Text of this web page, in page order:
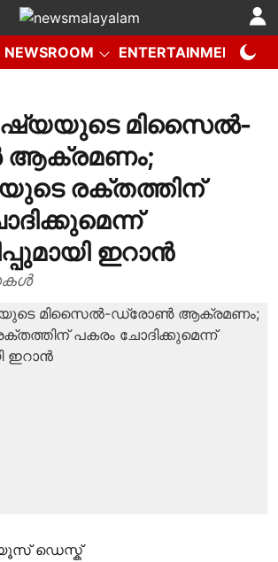
NEWSROOM ENTERTAINMENT
മിസൈൽ-
രക്തത്തിന്
ഇറാൻ
ഡെസ്ക്